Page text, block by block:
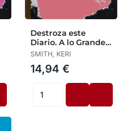
Destroza este
Diario. A lo Grande -
Naranja Fluor
SMITH, KERI
14,94 €